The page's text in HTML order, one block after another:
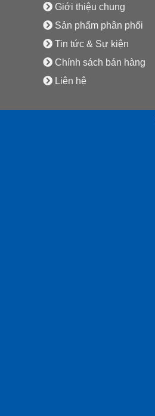
Giới thiệu chung
Sản phẩm phân phối
Tin tức & Sự kiện
Chính sách bán hàng
Liên hệ